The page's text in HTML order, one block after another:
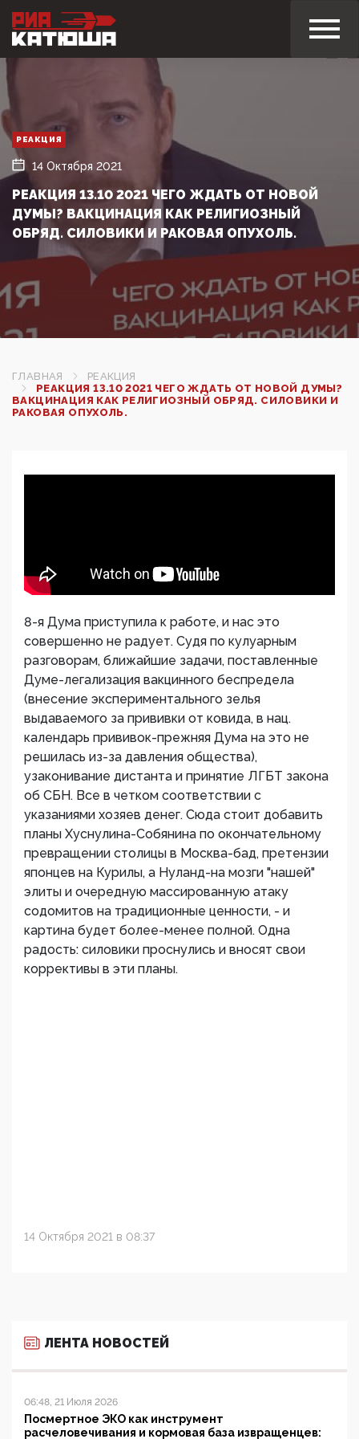
РЕАКЦИЯ
14 Октября 2021
РЕАКЦИЯ 13.10 2021 ЧЕГО ЖДАТЬ ОТ НОВОЙ
ДУМЫ? ВАКЦИНАЦИЯ КАК РЕЛИГИОЗНЫЙ
ОБРЯД. СИЛОВИКИ И РАКОВАЯ ОПУХОЛЬ.
ГЛАВНАЯ
РЕАКЦИЯ
РЕАКЦИЯ 13.10 2021 ЧЕГО ЖДАТЬ ОТ НОВОЙ ДУМЫ?
ВАКЦИНАЦИЯ КАК РЕЛИГИОЗНЫЙ ОБРЯД. СИЛОВИКИ И
РАКОВАЯ ОПУХОЛЬ.
8-я Дума приступила к работе, и нас это
совершенно не радует. Судя по кулуарным
разговорам, ближайшие задачи, поставленные
Думе-легализация вакцинного беспредела
(внесение экспериментального зелья
выдаваемого за прививки от ковида, в нац.
календарь прививок-прежняя Дума на это не
решилась из-за давления общества),
узаконивание дистанта и принятие ЛГБТ закона
об СБН. Все в четком соответствии с
указаниями хозяев денег. Сюда стоит добавить
планы Хуснулина-Собянина по окончательному
превращении столицы в Москва-бад, претензии
японцев на Курилы, а Нуланд-на мозги "нашей"
элиты и очередную массированную атаку
содомитов на традиционные ценности, - и
картина будет более-менее полной. Одна
радость: силовики проснулись и вносят свои
коррективы в эти планы.
14 Октября 2021 в 08:37
ЛЕНТА НОВОСТЕЙ
06:48, 21 Июля 2026
Посмертное ЭКО как инструмент
расчеловечивания и кормовая база извращенцев: